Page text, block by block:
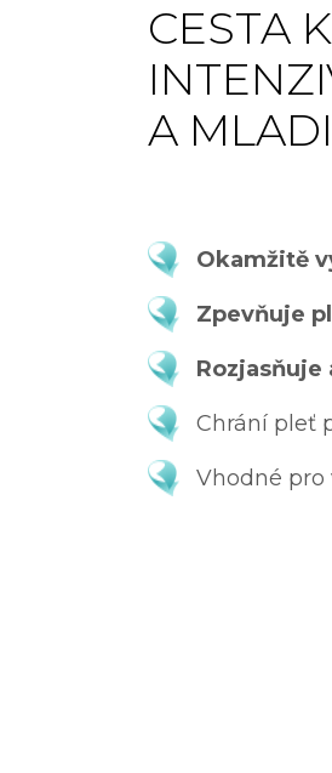
CESTA
A
Okamžitě
Zpevňuje
Chrání pleť
Vhodné pro